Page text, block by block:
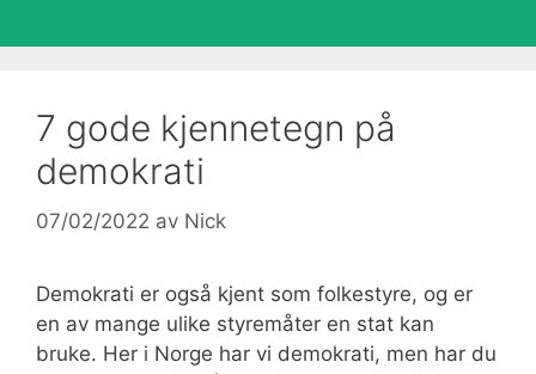
7 gode kjennetegn på
demokrati
07/02/2022 av Nick
Demokrati er også kjent som folkestyre, og er
en av mange ulike styremåter en stat kan
bruke. Her i Norge har vi demokrati, men har du